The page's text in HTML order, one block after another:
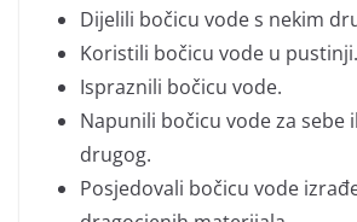
Dijelili bočicu vode s nekim
Koristili bočicu vode u pustinji.
Ispraznili bočicu vode.
Napunili bočicu vode za sebe
drugog.
Posjedovali bočicu vode